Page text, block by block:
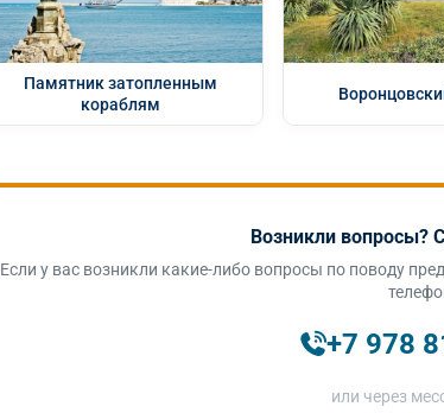
Памятник затопленным
кораблям
Возникли вопросы?
Если у вас возникли какие-либо вопросы по поводу
+7 978
или через